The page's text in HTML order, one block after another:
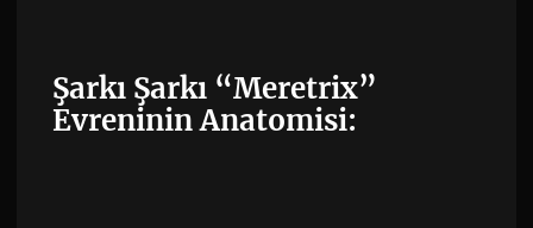
Şarkı Şarkı “Meretrix”
Evreninin Anatomisi: